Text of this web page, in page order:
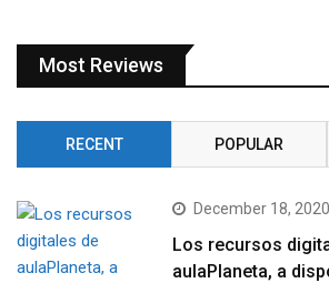
Most Reviews
RECENT POPULAR
December 18, 2020
Los recursos
aulaPlaneta, a